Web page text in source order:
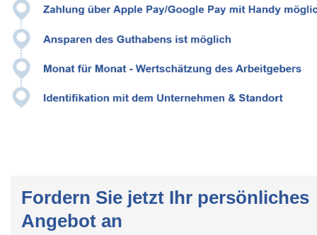
Fordern Sie jetzt Ihr persönliches
Angebot an